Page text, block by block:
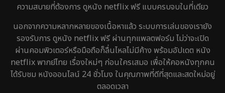
Disney+ 18
Documentary สารคดี 72
Drama ดราม่า 643
Dystopian 8
ความสบายที่ต้องการ ดูหนัง netflix ฟรี แบบครบจบในที่เดียว
นอกจากความหลากหลายของเนื้อหาแล้ว ระบบการเล่นของเรายัง
รองรับการ ดูหนัง netflix ฟรี ผ่านทุกแพลตฟอร์ม ไม่ว่าจะเปิด
ผ่านคอมพิวเตอร์หรือมือถือก็ลื่นไหลไม่มีค้าง พร้อมอัปเดต หนัง
netflix พากย์ไทย เรื่องใหม่ๆ ก่อนใครเสมอ เพื่อให้คอหนังทุกคน
ได้รับชม หนังออนไลน์ 24 ชั่วโมง ในคุณภาพที่ดีที่สุดและสดใหม่อยู่
ตลอดเวลา